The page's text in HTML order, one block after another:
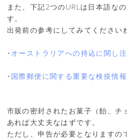
また、下記2つのURLは日本語な
す。
出発前の参考にしてみてください
･ オーストラリアへの持込に関し
･ 国際郵便に関する重要な検疫情報
市販の密封されたお菓子（飴、チ
あれば大丈夫なはずです。
ただし、申告が必要となりますの